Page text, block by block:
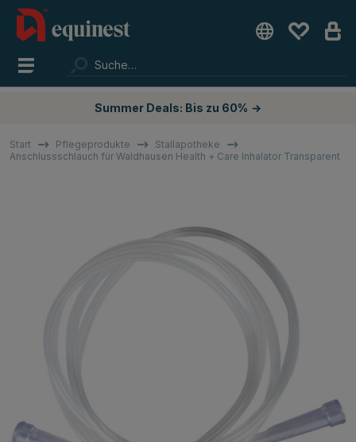
Summer Deals: Bis zu 60% →
Start Pflegeprodukte
Stallapotheke
Anschlussschlauch für Waldhausen Health + Care Inhalator Transparent